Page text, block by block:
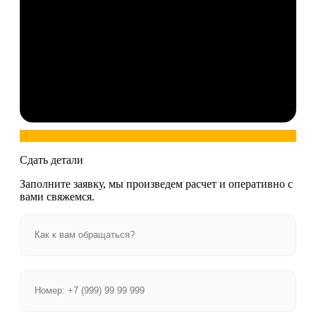
Сдать детали
Заполните заявку, мы произведем расчет и оперативно с
вами свяжемся.